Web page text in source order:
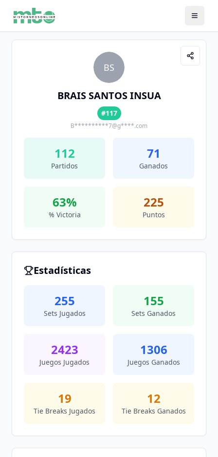
BS
BRAIS SANTOS INSUA
#117
B**********7@g****.com
112
Partidos
71
Ganados
63%
% Victoria
225
Puntos
Estadísticas
255
Sets Jugados
155
Sets Ganados
2423
Juegos Jugados
1306
Juegos Ganados
19
Tie Breaks Jugados
12
Tie Breaks Ganados